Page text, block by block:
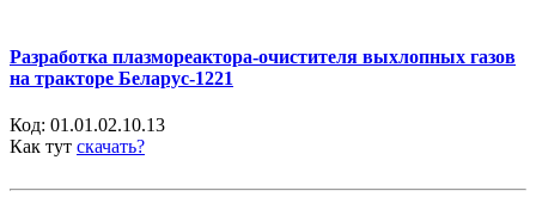
Разработка плазмореактора-очистителя выхлопных газов
на тракторе Беларус-1221
Код: 01.01.02.10.13
Как тут скачать?